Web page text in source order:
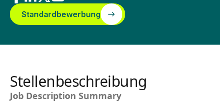
Standardbewerbung
Stellenbeschreibung
Job Description Summary